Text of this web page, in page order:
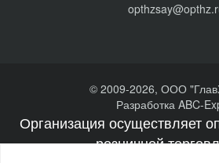
© 2009-2026, ООО
Разработка ABC-
Организация осуществляет
розничной